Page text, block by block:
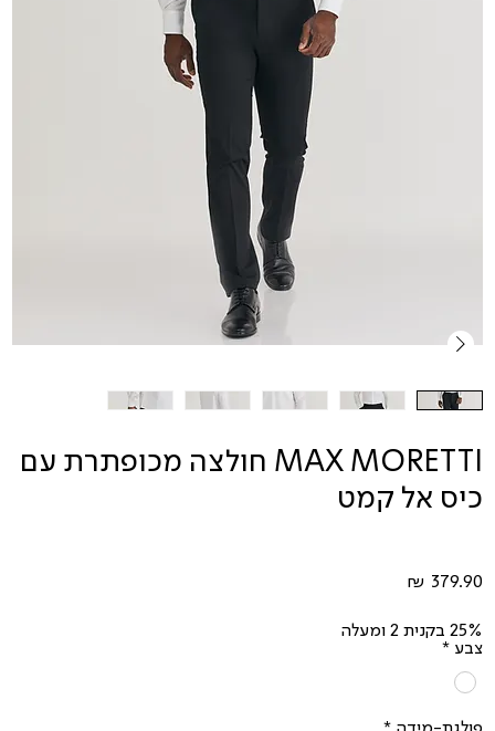
MAX MORETTI חולצה מכופתרת עם
כיס אל קמט
25% בקנית 2 ומעלה
צבע *